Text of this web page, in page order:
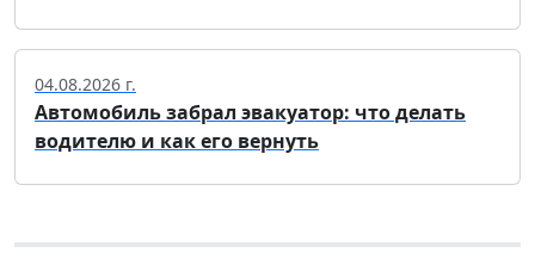
04.08.2026 г.
Автомобиль забрал эвакуатор: что делать
водителю и как его вернуть